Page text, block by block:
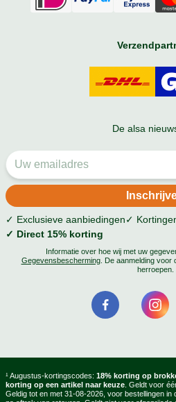
De alsa
✓ Exclusieve aanbiedingen✓
✓ Direct 15% korting
Informatie over hoe wij met uw
Gegevensbescherming. De aanmelding voor
herroepen.
¹ Augustus-kortingscodes: 18% korting op
korting op een artikel naar keuze. Geldt voor
Geldig tot en met 31-08-2026, voor bestellingen